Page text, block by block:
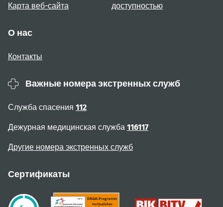
Карта веб-сайта
доступностью
О нас
Контакты
Важные номера экстренных служб
Служба спасения 112
Дежурная медицинская служба 116117
Другие номера экстренных служб
Сертификаты